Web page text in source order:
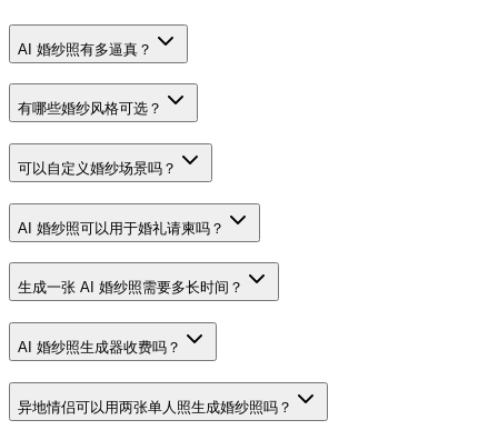
AI 婚纱照有多逼真？
有哪些婚纱风格可选？
可以自定义婚纱场景吗？
AI 婚纱照可以用于婚礼请柬吗？
生成一张 AI 婚纱照需要多长时间？
AI 婚纱照生成器收费吗？
异地情侣可以用两张单人照生成婚纱照吗？